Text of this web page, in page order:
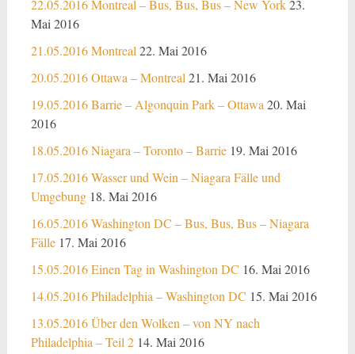
22.05.2016 Montreal – Bus, Bus, Bus – New York23.
Mai 2016
21.05.2016 Montreal 22. Mai 2016
20.05.2016 Ottawa – Montreal 21. Mai 2016
19.05.2016 Barrie – Algonquin Park – Ottawa 20. Mai
2016
18.05.2016 Niagara – Toronto – Barrie 19. Mai 2016
17.05.2016 Wasser und Wein – Niagara Fälle und
Umgebung 18. Mai 2016
16.05.2016 Washington DC – Bus, Bus, Bus – Niagara
Fälle 17. Mai 2016
15.05.2016 Einen Tag in Washington DC 16. Mai 2016
14.05.2016 Philadelphia – Washington DC 15. Mai 2016
13.05.2016 Über den Wolken – von NY nach
Philadelphia – Teil 2 14. Mai 2016